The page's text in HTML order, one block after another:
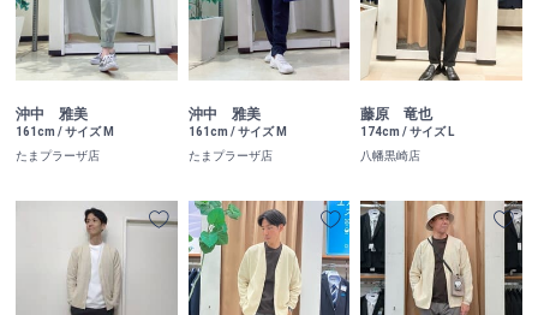
沖中 雅美
161cm / サイズ M
たまプラーザ店
沖中 雅美
161cm / サイズ M
たまプラーザ店
藤原 竜也
174cm / サイズ L
八幡黒崎店